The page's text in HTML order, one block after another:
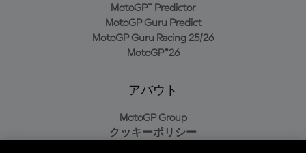
MotoGP™ Predictor
MotoGP Guru Predict
MotoGP Guru Racing 25/26
MotoGP™26
アバウト
MotoGP Group
クッキーポリシー